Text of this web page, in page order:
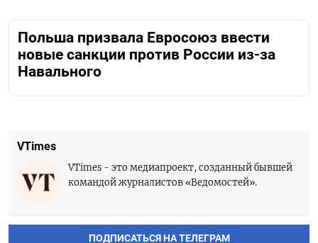
Польша призвала Евросоюз ввести
новые санкции против России из-за
Навального
VTimes
VTimes - это медиапроект, созданный бывшей
командой журналистов «Ведомостей».
ПОДПИСАТЬСЯ НА ТЕЛЕГРАМ